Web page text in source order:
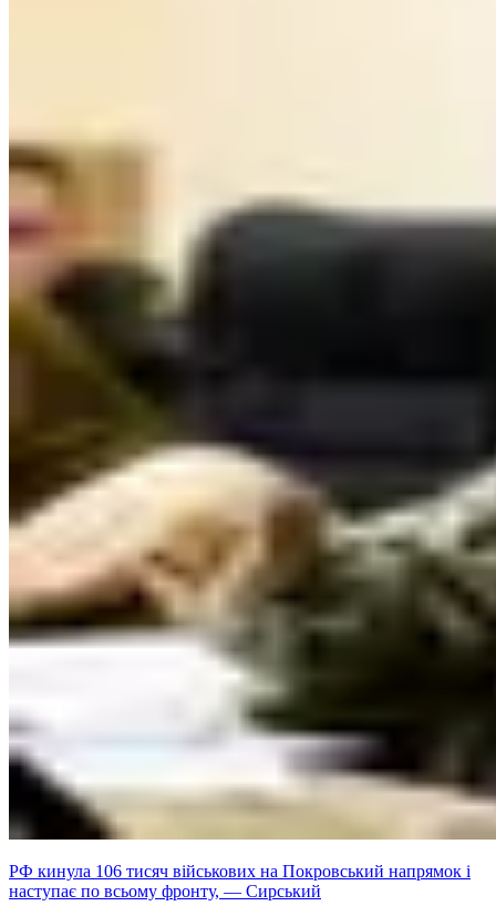
РФ кинула 106 тисяч військових на Покровський напрямок і
наступає по всьому фронту, — Сирський